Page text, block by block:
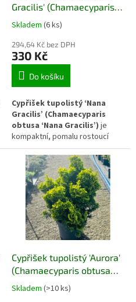
Gracilis' (Chamaecyparis
obtusa 'Nana Gracilis')
Skladem (6 ks)
294,64 Kč bez DPH
330 Kč
Do košíku
Cypřišek tupolistý ‘Nana
Gracilis’ (Chamaecyparis
obtusa ‘Nana Gracilis’) je
kompaktní, pomalu rostoucí
jehličnan s pravidelným
kuželovitým habitem a lesklým
tmavě zeleným olistěním. Husté
větvičky s jemně stočenými
šupinami vytvářejí uhlazený
vzhled, díky němuž se hodí do
menších zahrad, nádob i
reprezentativních výsadeb.
Cypřišek tupolistý 'Aurora'
(Chamaecyparis obtusa
'Aurora')
Skladem (>10 ks)